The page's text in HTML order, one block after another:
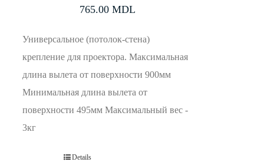
765.00 MDL
Универсальное (потолок-стена)
крепление для проектора. Максимальная
длина вылета от поверхности 900мм
Минимальная длина вылета от
поверхности 495мм Максимальный вес -
3кг
Details